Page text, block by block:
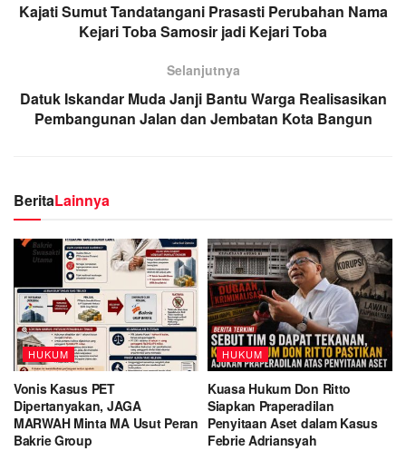
Kajati Sumut Tandatangani Prasasti Perubahan Nama
Kejari Toba Samosir jadi Kejari Toba
Selanjutnya
Datuk Iskandar Muda Janji Bantu Warga Realisasikan
Pembangunan Jalan dan Jembatan Kota Bangun
BeritaLainnya
HUKUM
Vonis Kasus PET
Dipertanyakan, JAGA
MARWAH Minta MA Usut Peran
Bakrie Group
HUKUM
Kuasa Hukum Don Ritto
Siapkan Praperadilan
Penyitaan Aset dalam Kasus
Febrie Adriansyah